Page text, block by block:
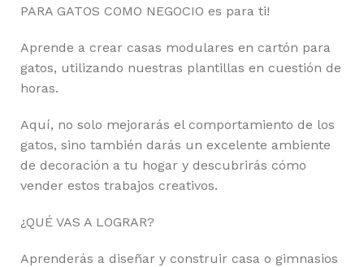
PARA GATOS COMO NEGOCIO es para ti!
Aprende a crear casas modulares en cartón para
gatos, utilizando nuestras plantillas en cuestión de
horas.
Aquí, no solo mejorarás el comportamiento de los
gatos, sino también darás un excelente ambiente
de decoración a tu hogar y descubrirás cómo
vender estos trabajos creativos.
¿QUÉ VAS A LOGRAR?
Aprenderás a diseñar y construir casa o gimnasios